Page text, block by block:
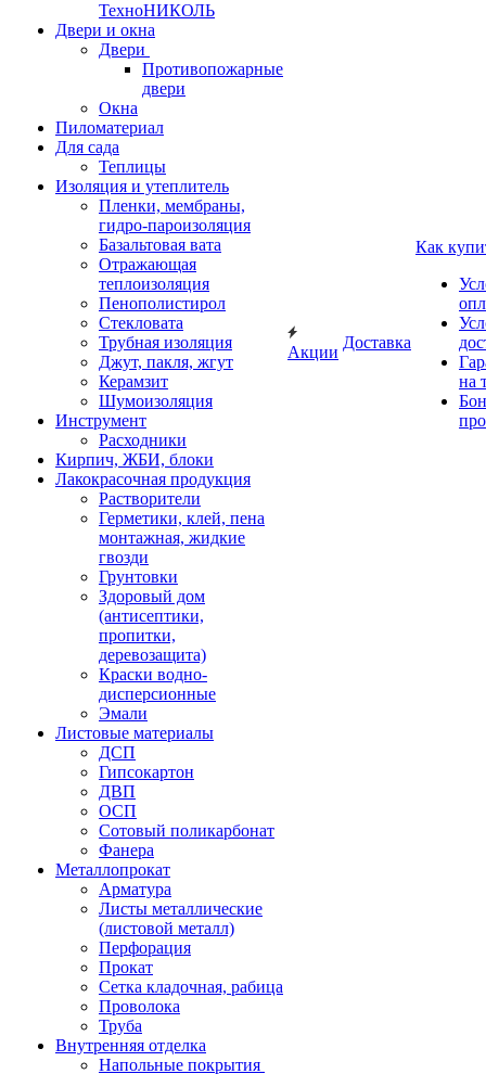
ТехноНИКОЛЬ
Двери и окна
Двери
Противопожарные
двери
Окна
Пиломатериал
Для сада
Теплицы
Изоляция и утеплитель
Пленки, мембраны,
гидро-пароизоляция
Базальтовая вата
Отражающая
теплоизоляция
Пенополистирол
Стекловата
Трубная изоляция
Джут, пакля, жгут
Керамзит
Шумоизоляция
Инструмент
Расходники
Кирпич, ЖБИ, блоки
Лакокрасочная продукция
Растворители
Герметики, клей, пена
монтажная, жидкие
гвозди
Грунтовки
Здоровый дом
(антисептики,
пропитки,
деревозащита)
Краски водно-
дисперсионные
Эмали
Листовые материалы
ДСП
Гипсокартон
ДВП
ОСП
Сотовый поликарбонат
Фанера
Металлопрокат
Арматура
Листы металлические
(листовой металл)
Перфорация
Прокат
Сетка кладочная, рабица
Проволока
Труба
Внутренняя отделка
Напольные покрытия
Акции
Доставка
Как
на